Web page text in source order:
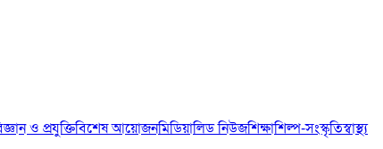
ও প্রযুক্তিবিশেষ আয়োজনমিডিয়ালিড নিউজশিক্ষাশিল্প-সংস্কৃতিস্বাস্থ্য